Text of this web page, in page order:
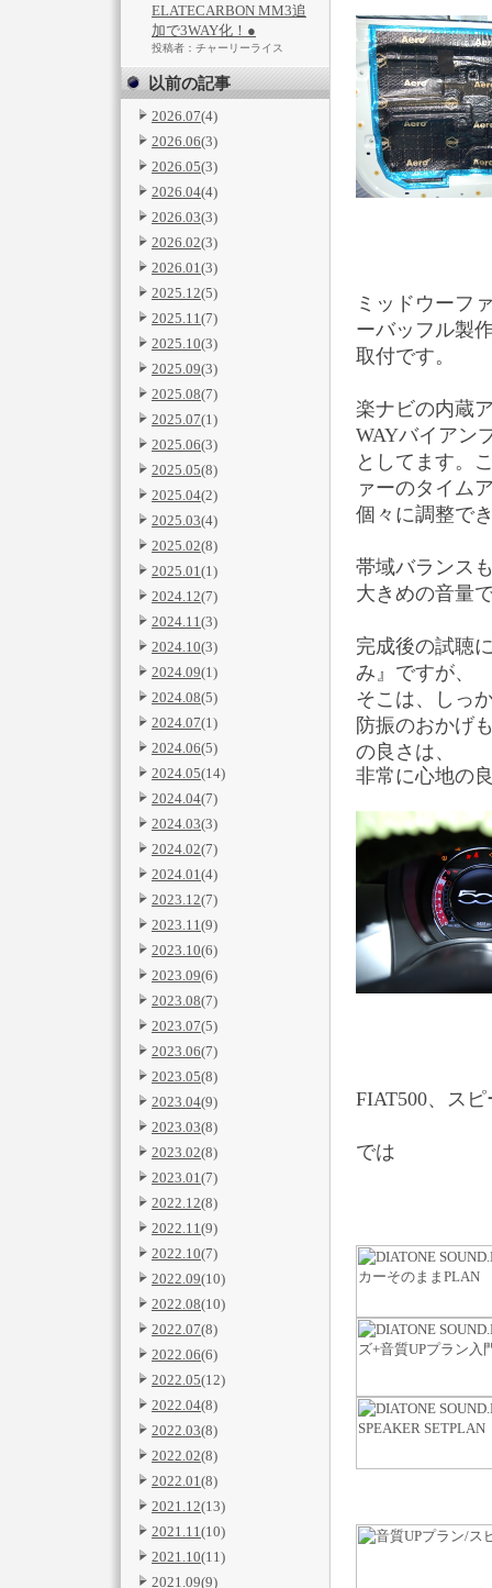
ELATECARBON MM3追
加で3WAY化！●
投稿者：チャーリーライス
以前の記事
2026.07(4)
2026.06(3)
2026.05(3)
2026.04(4)
2026.03(3)
2026.02(3)
2026.01(3)
2025.12(5)
2025.11(7)
2025.10(3)
2025.09(3)
2025.08(7)
2025.07(1)
2025.06(3)
2025.05(8)
2025.04(2)
2025.03(4)
2025.02(8)
2025.01(1)
2024.12(7)
2024.11(3)
2024.10(3)
2024.09(1)
2024.08(5)
2024.07(1)
2024.06(5)
2024.05(14)
2024.04(7)
2024.03(3)
2024.02(7)
2024.01(4)
2023.12(7)
2023.11(9)
2023.10(6)
2023.09(6)
2023.08(7)
2023.07(5)
2023.06(7)
2023.05(8)
2023.04(9)
2023.03(8)
2023.02(8)
2023.01(7)
2022.12(8)
2022.11(9)
2022.10(7)
2022.09(10)
2022.08(10)
2022.07(8)
2022.06(6)
2022.05(12)
2022.04(8)
2022.03(8)
2022.02(8)
2022.01(8)
2021.12(13)
2021.11(10)
2021.10(11)
2021.09(9)
ミッドウーフ
ーバッフル製
取付です。
楽ナビの内蔵
WAYバイアン
としてます。
ァーのタイム
個々に調整で
帯域バランス
大きめの音量
完成後の試聴
み』ですが、
そこは、しっ
防振のおかげ
の良さは、
非常に心地の
FIAT500、ス
では